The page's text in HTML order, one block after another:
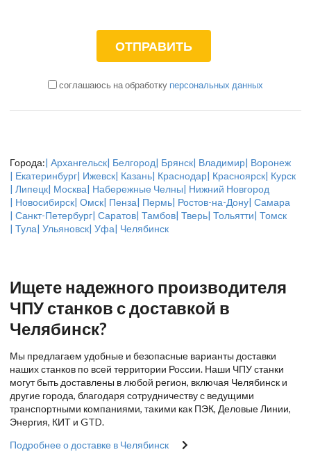
соглашаюсь на обработку персональных данных
Города:| Архангельск| Белгород| Брянск| Владимир| Воронеж
| Екатеринбург| Ижевск| Казань| Краснодар| Красноярск| Курск
| Липецк| Москва| Набережные Челны| Нижний Новгород
| Новосибирск| Омск| Пенза| Пермь| Ростов-на-Дону| Самара
| Санкт-Петербург| Саратов| Тамбов| Тверь| Тольятти| Томск
| Тула| Ульяновск| Уфа| Челябинск
Ищете надежного производителя
ЧПУ станков с доставкой в
Челябинск?
Мы предлагаем удобные и безопасные варианты доставки
наших станков по всей территории России. Наши ЧПУ станки
могут быть доставлены в любой регион, включая Челябинск и
другие города, благодаря сотрудничеству с ведущими
транспортными компаниями, такими как ПЭК, Деловые Линии,
Энергия, КИТ и GTD.
Подробнее о доставке в Челябинск